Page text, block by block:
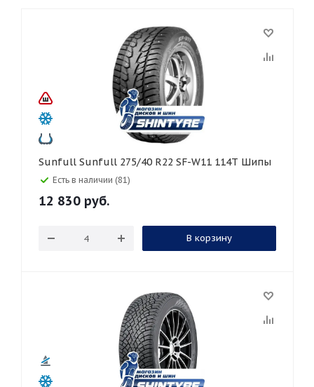
Sunfull Sunfull 275/40 R22 SF-W11 114T Шипы
Есть в наличии (81)
12 830 руб.
В корзину